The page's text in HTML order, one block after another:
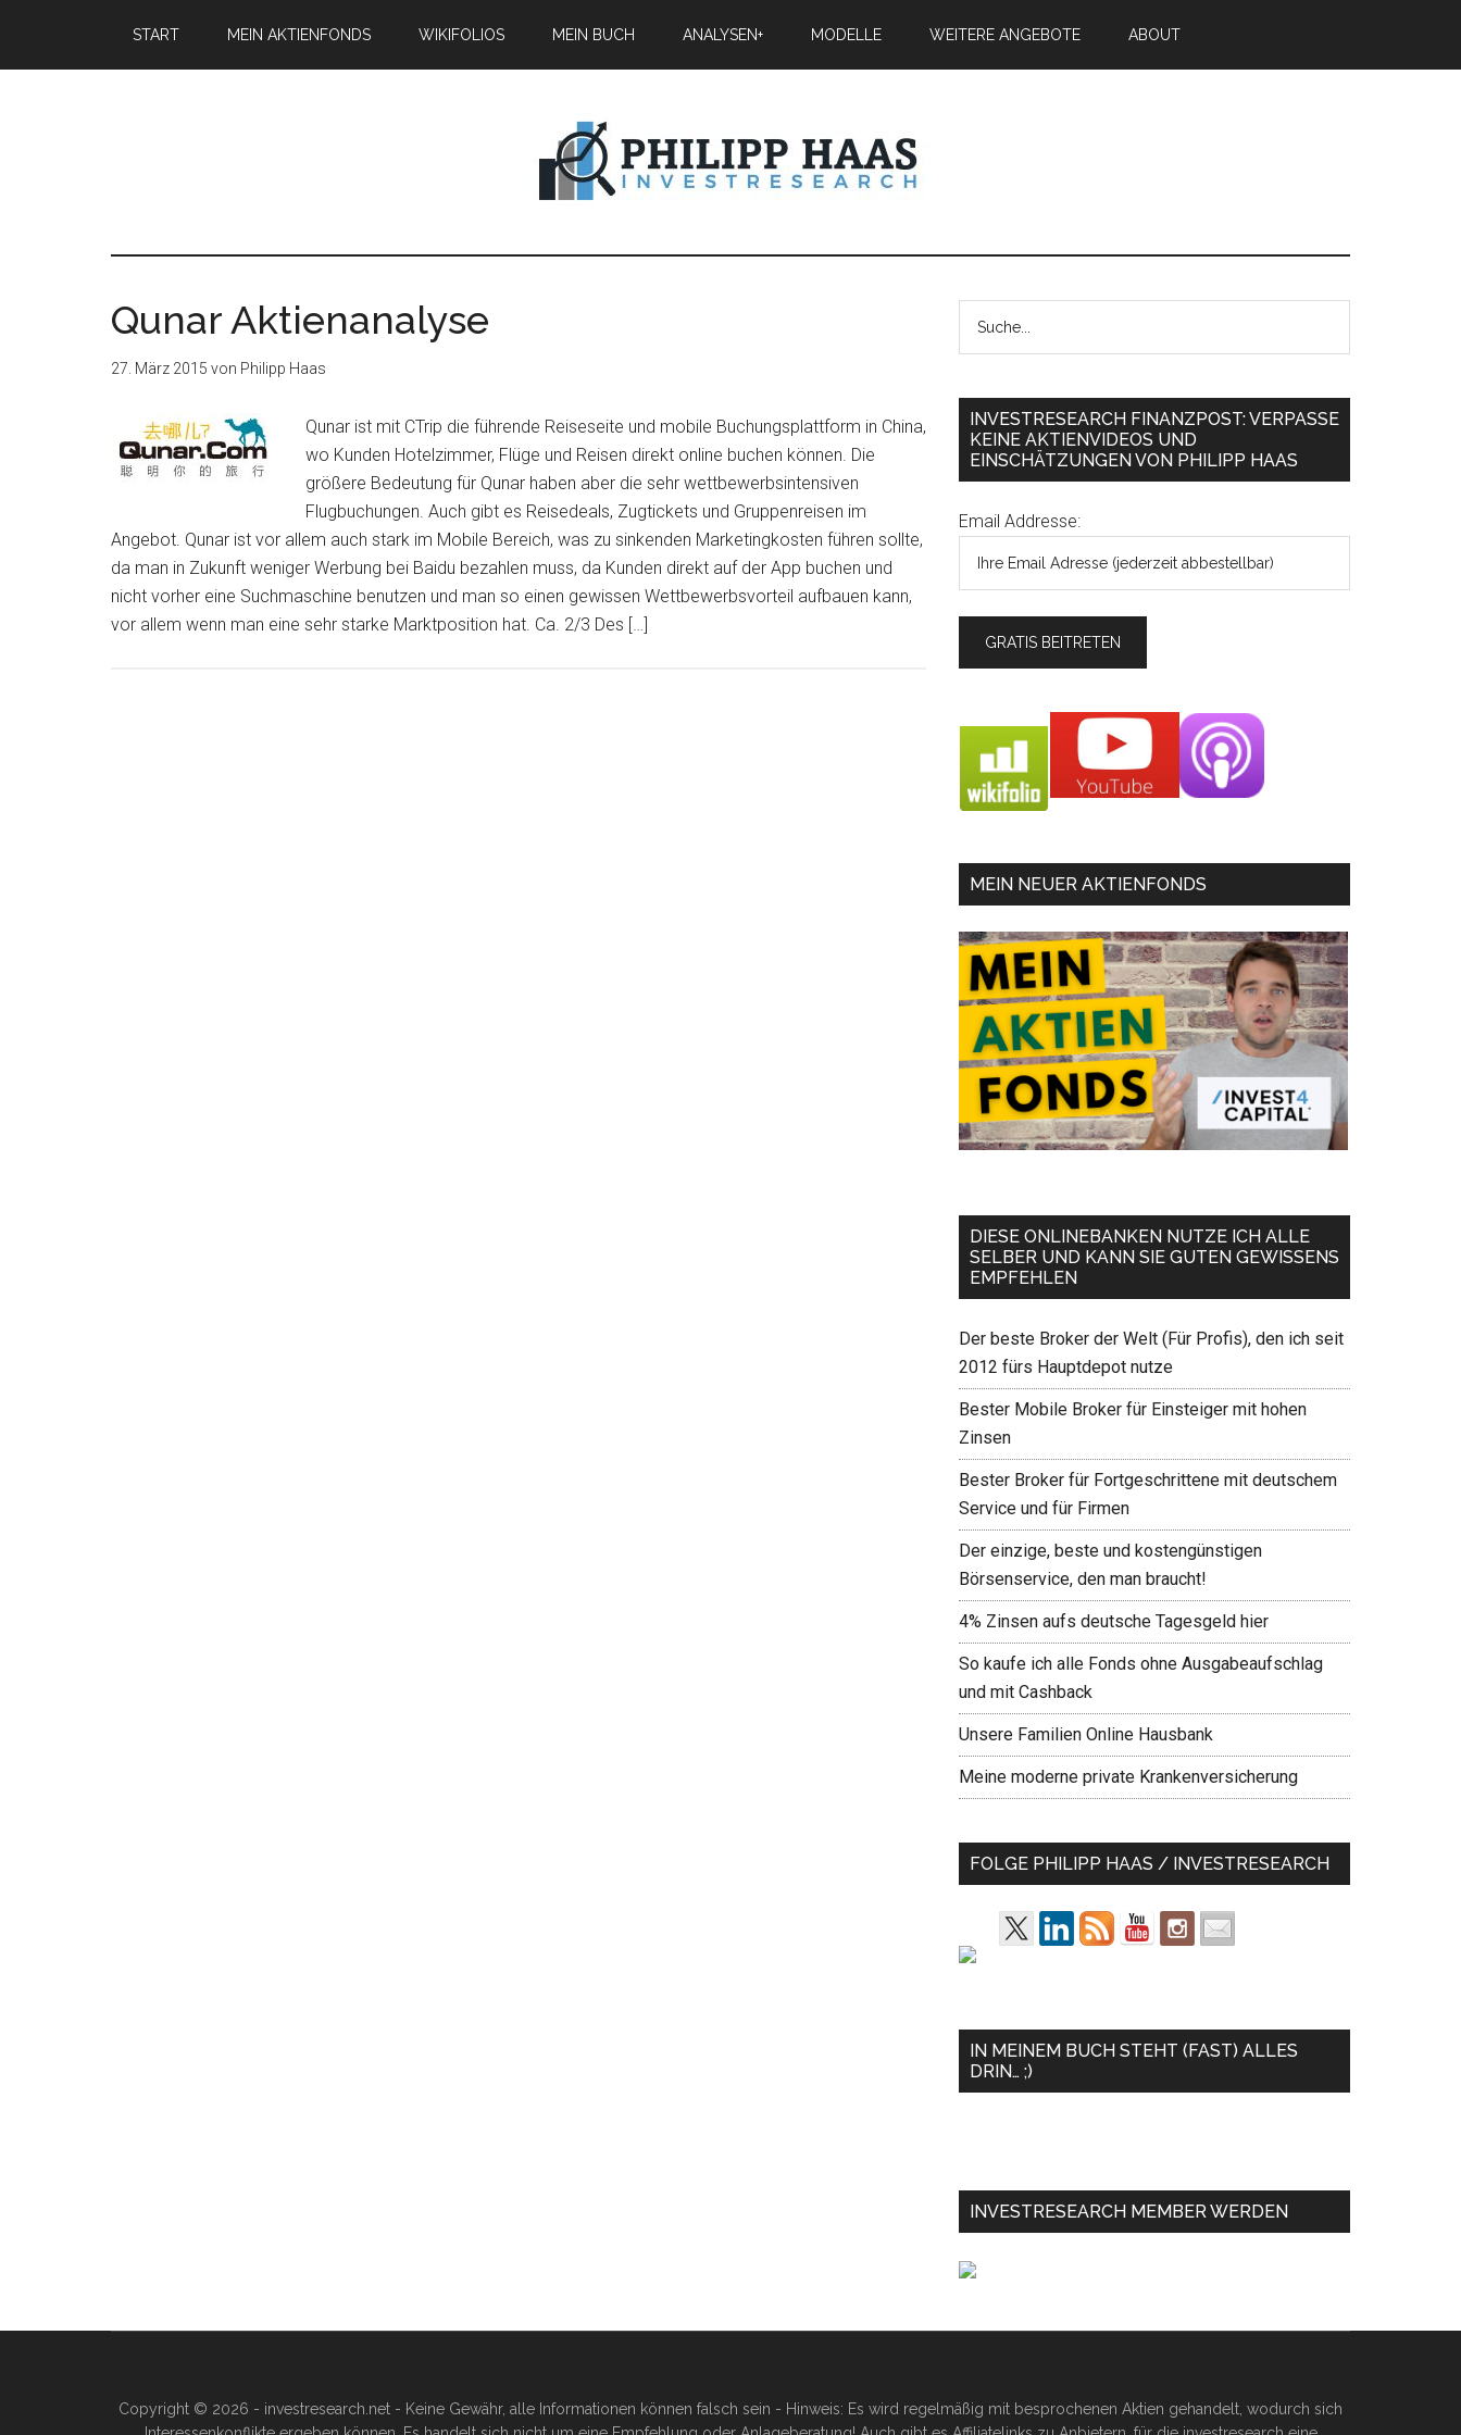
START MEIN AKTIENFONDS WIKIFOLIOS MEIN BUCH ANALYSEN+ MODELLE WEITERE ANGEBOTE ABOUT
Qunar Aktienanalyse
27. März 2015 von Philipp Haas
Qunar ist mit CTrip die führende Reiseseite und mobile Buchungsplattform in China,
wo Kunden Hotelzimmer, Flüge und Reisen direkt online buchen können. Die
größere Bedeutung für Qunar haben aber die sehr wettbewerbsintensiven
Flugbuchungen. Auch gibt es Reisedeals, Zugtickets und Gruppenreisen im
Angebot. Qunar ist vor allem auch stark im Mobile Bereich, was zu sinkenden Marketingkosten führen sollte,
da man in Zukunft weniger Werbung bei Baidu bezahlen muss, da Kunden direkt auf der App buchen und
nicht vorher eine Suchmaschine benutzen und man so einen gewissen Wettbewerbsvorteil aufbauen kann,
vor allem wenn man eine sehr starke Marktposition hat. Ca. 2/3 Des […]
INVESTRESEARCH FINANZPOST: VERPASSE
KEINE AKTIENVIDEOS UND
EINSCHÄTZUNGEN VON PHILIPP HAAS
Email Addresse:
MEIN NEUER AKTIENFONDS
DIESE ONLINEBANKEN NUTZE ICH ALLE
SELBER UND KANN SIE GUTEN GEWISSENS
EMPFEHLEN
Der beste Broker der Welt (Für Profis), den ich seit
2012 fürs Hauptdepot nutze
Bester Mobile Broker für Einsteiger mit hohen
Zinsen
Bester Broker für Fortgeschrittene mit deutschem
Service und für Firmen
Der einzige, beste und kostengünstigen
Börsenservice, den man braucht!
4% Zinsen aufs deutsche Tagesgeld hier
So kaufe ich alle Fonds ohne Ausgabeaufschlag
und mit Cashback
Unsere Familien Online Hausbank
Meine moderne private Krankenversicherung
FOLGE PHILIPP HAAS / INVESTRESEARCH
IN MEINEM BUCH STEHT (FAST) ALLES
DRIN… ;)
INVESTRESEARCH MEMBER WERDEN
Copyright © 2026 - investresearch.net - Keine Gewähr, alle Informationen können falsch sein - Hinweis: Es wird regelmäßig mit besprochenen Aktien gehandelt, wodurch sich